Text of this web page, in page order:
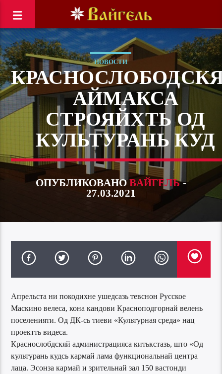
НОВОСТИ
АЙМАКСА
СТРОЯЙХТЬ ОД
КУЛЬТУРАНЬ КУД
ОПУБЛИКОВАНОВАЙГЕЛЬ-
27.03.2021
Апрельста ни покодихне ушедсазь тевснон Русское
Маскино велеса, кона кандови Красноподгорнай велень
поселенияти. Од ДК-сь тиеви «Культурная среда» нац
проектть видеса.
Краснослобдскяй администрацияса китькстазь, што «Од
культурань кудсь кармай лама функциональнай центра
лаца. Эсонза кармай и зрительнай зал 150 вастонди